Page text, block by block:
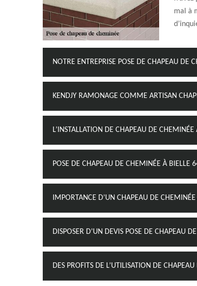
mal à
NOTRE ENTREPRISE POSE DE CHAPEAU DE
KENDJY RAMONAGE COMME ARTISAN
L’INSTALLATION DE CHAPEAU DE
POSE DE CHAPEAU DE CHEMINÉE À BIELLE
IMPORTANCE D’UN CHAPEAU DE
DISPOSER D’UN DEVIS POSE DE CHAPEAU
DES PROFITS DE L’UTILISATION DE